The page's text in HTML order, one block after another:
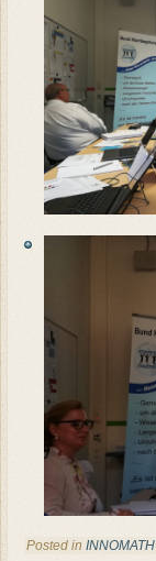
Posted in INNOMATH